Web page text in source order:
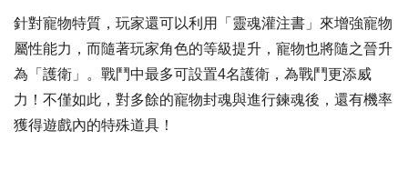
針對寵物特質，玩家還可以利用「靈魂灌注書」來增強寵物
屬性能力，而隨著玩家角色的等級提升，寵物也將隨之晉升
為「護衛」。戰鬥中最多可設置4名護衛，為戰鬥更添威
力！不僅如此，對多餘的寵物封魂與進行鍊魂後，還有機率
獲得遊戲內的特殊道具！